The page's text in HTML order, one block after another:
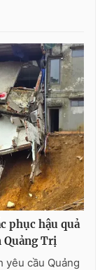
phục hậu quả
Quảng Trị
yêu cầu Quảng